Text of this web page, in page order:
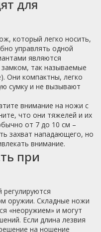
для
который легко носить,
управлять одной
являются
так называемые
Они компактны, легко
сумку и не вызывают
внимание на ножи с
что они тяжелей и их
от 7 до 10 см –
захват нападающего, но
внимание.
при
оружии. Складные ножи
«неоружием» и могут
Если длина лезвия
на ношение